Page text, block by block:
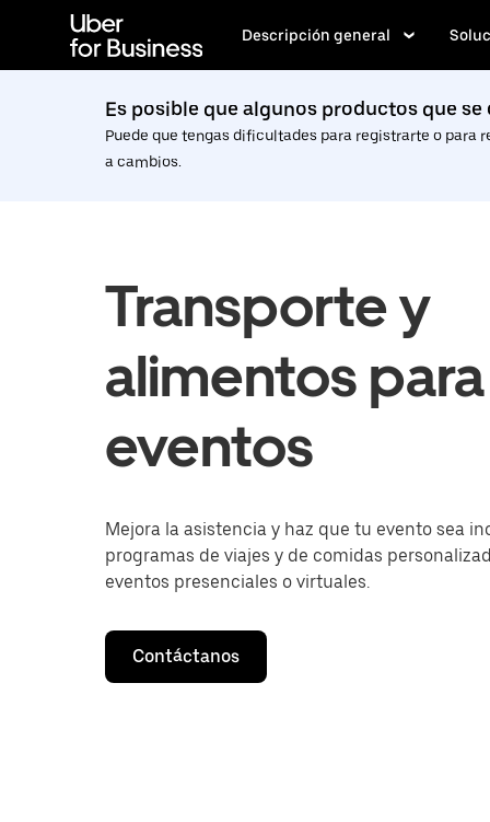
contenido
principal
Descripción general
Es posible que algunos productos que
Puede que tengas dificultades para registrarte o para
a cambios.
Transporte y
alimentos para
eventos
Mejora la asistencia y haz que tu evento sea
programas de viajes y de comidas
eventos presenciales o virtuales.
Contáctanos